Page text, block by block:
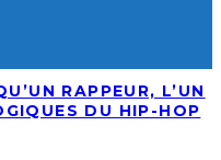
RAPPEUR, L’UN
DU HIP-HOP